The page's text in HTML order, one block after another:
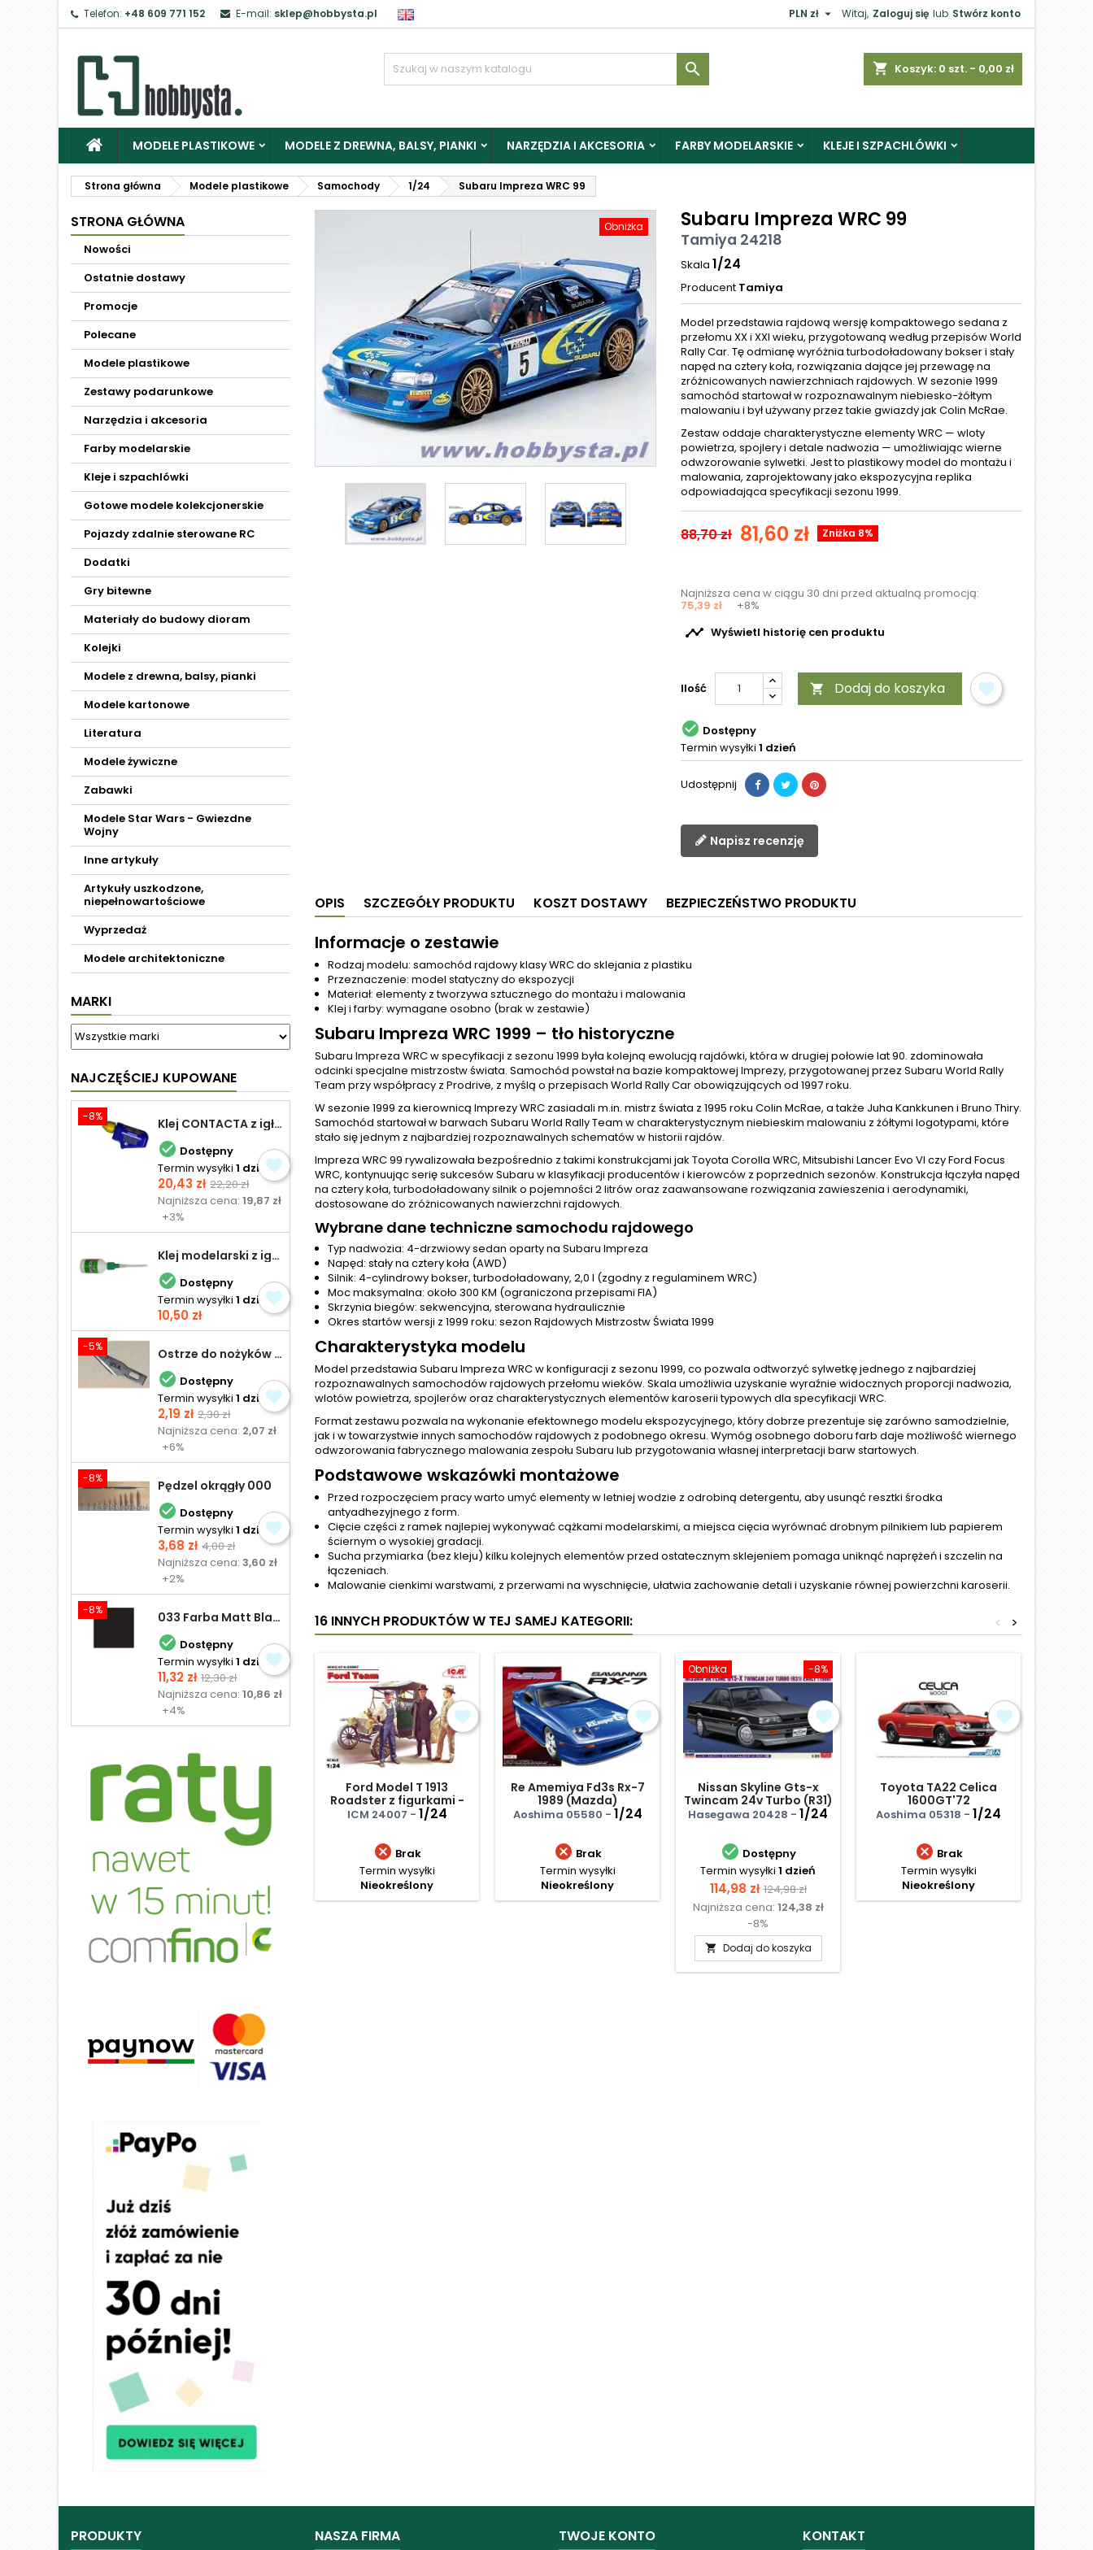
Telefon: +48 609 771 152 E-mail: sklep@hobbysta.pl Witaj, Zaloguj się lub Stwórz konto
PLN zł 
shopping_cart Koszyk: 0 szt. - 0,00 zł

MODELE PLASTIKOWE MODELE Z DREWNA, BALSY, PIANKI NARZĘDZIA I AKCESORIA FARBY MODELARSKIE KLEJE I SZPACHLÓWKI
Strona główna Modele plastikowe Samochody 1/24 Subaru Impreza WRC 99
STRONA GŁÓWNA
Nowości
Ostatnie dostawy
Promocje
Polecane
Modele plastikowe
Zestawy podarunkowe
Narzędzia i akcesoria
Farby modelarskie
Kleje i szpachlówki
Gotowe modele kolekcjonerskie
Pojazdy zdalnie sterowane RC
Dodatki
Gry bitewne
Materiały do budowy dioram
Kolejki
Modele z drewna, balsy, pianki
Modele kartonowe
Literatura
Modele żywiczne
Zabawki
Modele Star Wars - Gwiezdne
Wojny
Inne artykuły
Artykuły uszkodzone,
niepełnowartościowe
Wyprzedaż
Modele architektoniczne
MARKI
NAJCZĘŚCIEJ KUPOWANE
-8% Klej CONTACTA z igłą do plastiku 25,0 g
 Dostępny
Termin wysyłki 1 dzień
Cena
20,43 zł Cena
podstawowa
22,20 zł
Najniższa cena:19,87 zł
+3%
Klej modelarski z igłą 30 ml
 Dostępny
Termin wysyłki 1 dzień
Cena
10,50 zł
-5% Ostrze do nożyków Excel
 Dostępny
Termin wysyłki 1 dzień
Cena
2,19 zł Cena
podstawowa
2,30 zł
Najniższa cena: 2,07 zł
+6%
-8% Pędzel okrągły 000
 Dostępny
Termin wysyłki 1 dzień
Cena
3,68 zł Cena
podstawowa
4,00 zł
Najniższa cena:3,60 zł
+2%
-8% 033 Farba Matt Black - olejna
 Dostępny
Termin wysyłki 1 dzień
Cena
11,32 zł Cena
podstawowa
12,30 zł
Najniższa cena:10,86 zł
+4%
Obniżka Subaru Impreza WRC 99
Tamiya 24218
Skala 1/24
Producent Tamiya
Model przedstawia rajdową wersję kompaktowego sedana z
przełomu XX i XXI wieku, przygotowaną według przepisów World
Rally Car. Tę odmianę wyróżnia turbodoładowany bokser i stały
napęd na cztery koła, rozwiązania dające jej przewagę na
zróżnicowanych nawierzchniach rajdowych. W sezonie 1999
samochód startował w rozpoznawalnym niebiesko-żółtym
malowaniu i był używany przez takie gwiazdy jak Colin McRae.
Zestaw oddaje charakterystyczne elementy WRC — wloty
powietrza, spojlery i detale nadwozia — umożliwiając wierne
odwzorowanie sylwetki. Jest to plastikowy model do montażu i
malowania, zaprojektowany jako ekspozycyjna replika
odpowiadająca specyfikacji sezonu 1999.
88,70 zł 81,60 zł Zniżka 8%
Najniższa cena w ciągu 30 dni przed aktualną promocją:
75,39 zł +8%
 Wyświetl historię cen produktu
Ilość  Dodaj do koszyka
 Dostępny
Termin wysyłki 1 dzień
Udostępnij
Napisz recenzję
OPIS SZCZEGÓŁY PRODUKTU KOSZT DOSTAWY BEZPIECZEŃSTWO PRODUKTU
Informacje o zestawie
Rodzaj modelu: samochód rajdowy klasy WRC do sklejania z plastiku
Przeznaczenie: model statyczny do ekspozycji
Materiał: elementy z tworzywa sztucznego do montażu i malowania
Klej i farby: wymagane osobno (brak w zestawie)
Subaru Impreza WRC 1999 – tło historyczne
Subaru Impreza WRC w specyfikacji z sezonu 1999 była kolejną ewolucją rajdówki, która w drugiej połowie lat 90. zdominowała
odcinki specjalne mistrzostw świata. Samochód powstał na bazie kompaktowej Imprezy, przygotowanej przez Subaru World Rally
Team przy współpracy z Prodrive, z myślą o przepisach World Rally Car obowiązujących od 1997 roku.
W sezonie 1999 za kierownicą Imprezy WRC zasiadali m.in. mistrz świata z 1995 roku Colin McRae, a także Juha Kankkunen i Bruno Thiry.
Samochód startował w barwach Subaru World Rally Team w charakterystycznym niebieskim malowaniu z żółtymi logotypami, które
stało się jednym z najbardziej rozpoznawalnych schematów w historii rajdów.
Impreza WRC 99 rywalizowała bezpośrednio z takimi konstrukcjami jak Toyota Corolla WRC, Mitsubishi Lancer Evo VI czy Ford Focus
WRC, kontynuując serię sukcesów Subaru w klasyfikacji producentów i kierowców z poprzednich sezonów. Konstrukcja łączyła napęd
na cztery koła, turbodoładowany silnik o pojemności 2 litrów oraz zaawansowane rozwiązania zawieszenia i aerodynamiki,
dostosowane do zróżnicowanych nawierzchni rajdowych.
Wybrane dane techniczne samochodu rajdowego
Typ nadwozia: 4-drzwiowy sedan oparty na Subaru Impreza
Napęd: stały na cztery koła (AWD)
Silnik: 4-cylindrowy bokser, turbodoładowany, 2,0 l (zgodny z regulaminem WRC)
Moc maksymalna: około 300 KM (ograniczona przepisami FIA)
Skrzynia biegów: sekwencyjna, sterowana hydraulicznie
Okres startów wersji z 1999 roku: sezon Rajdowych Mistrzostw Świata 1999
Charakterystyka modelu
Model przedstawia Subaru Impreza WRC w konfiguracji z sezonu 1999, co pozwala odtworzyć sylwetkę jednego z najbardziej
rozpoznawalnych samochodów rajdowych przełomu wieków. Skala umożliwia uzyskanie wyraźnie widocznych proporcji nadwozia,
wlotów powietrza, spojlerów oraz charakterystycznych elementów karoserii typowych dla specyfikacji WRC.
Format zestawu pozwala na wykonanie efektownego modelu ekspozycyjnego, który dobrze prezentuje się zarówno samodzielnie,
jak i w towarzystwie innych samochodów rajdowych z podobnego okresu. Wymóg osobnego doboru farb daje możliwość wiernego
odwzorowania fabrycznego malowania zespołu Subaru lub przygotowania własnej interpretacji barw startowych.
Podstawowe wskazówki montażowe
Przed rozpoczęciem pracy warto umyć elementy w letniej wodzie z odrobiną detergentu, aby usunąć resztki środka
antyadhezyjnego z form.
Cięcie części z ramek najlepiej wykonywać cążkami modelarskimi, a miejsca cięcia wyrównać drobnym pilnikiem lub papierem
ściernym o wysokiej gradacji.
Sucha przymiarka (bez kleju) kilku kolejnych elementów przed ostatecznym sklejeniem pomaga uniknąć naprężeń i szczelin na
łączeniach.
Malowanie cienkimi warstwami, z przerwami na wyschnięcie, ułatwia zachowanie detali i uzyskanie równej powierzchni karoserii.
16 INNYCH PRODUKTÓW W TEJ SAMEJ KATEGORII: >
<
Ford Model T 1913
Roadster z figurkami -
Ford Team
ICM 24007 - 1/24
 Brak
Termin wysyłki
Nieokreślony
Re Amemiya Fd3s Rx-7
1989 (Mazda)
Aoshima 05580 - 1/24
 Brak
Termin wysyłki
Nieokreślony
-8%
Obniżka
Nissan Skyline Gts-x
Twincam 24v Turbo (R31)
Early (1986)
Hasegawa 20428 - 1/24
 Dostępny
Termin wysyłki 1 dzień
Cena
114,98 zł Cena
podstawowa
124,98 zł
Najniższa cena: 124,38 zł
-8%
 Dodaj do koszyka
Toyota TA22 Celica
1600GT'72
Aoshima 05318 - 1/24
 Brak
Termin wysyłki
Nieokreślony
PRODUKTY NASZA FIRMA TWOJE KONTO KONTAKT